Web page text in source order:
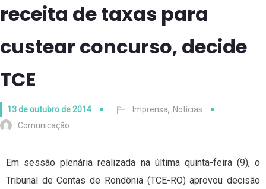
receita de taxas para
custear concurso, decide
TCE
13 de outubro de 2014 Imprensa, Notícias
Comunicação
Em sessão plenária realizada na última quinta-feira (9), o
Tribunal de Contas de Rondônia (TCE-RO) aprovou decisão